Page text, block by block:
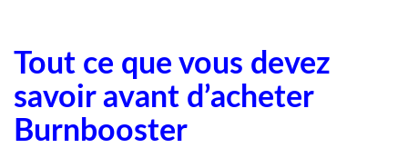
Tout ce que vous devez
savoir avant d’acheter
Burnbooster